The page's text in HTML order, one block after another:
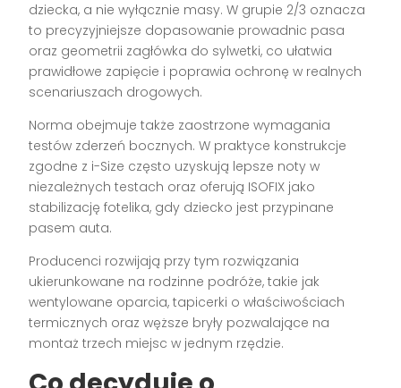
dziecka, a nie wyłącznie masy. W grupie 2/3 oznacza
to precyzyjniejsze dopasowanie prowadnic pasa
oraz geometrii zagłówka do sylwetki, co ułatwia
prawidłowe zapięcie i poprawia ochronę w realnych
scenariuszach drogowych.
Norma obejmuje także zaostrzone wymagania
testów zderzeń bocznych. W praktyce konstrukcje
zgodne z i-Size często uzyskują lepsze noty w
niezależnych testach oraz oferują ISOFIX jako
stabilizację fotelika, gdy dziecko jest przypinane
pasem auta.
Producenci rozwijają przy tym rozwiązania
ukierunkowane na rodzinne podróże, takie jak
wentylowane oparcia, tapicerki o właściwościach
termicznych oraz węższe bryły pozwalające na
montaż trzech miejsc w jednym rzędzie.